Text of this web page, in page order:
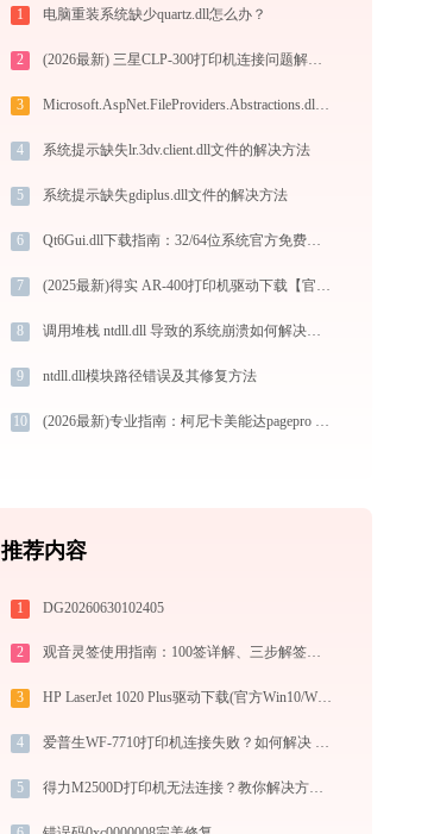
1 电脑重装系统缺少quartz.dll怎么办？
2 (2026最新) 三星CLP-300打印机连接问题解决方法 - 金山毒霸
3 Microsoft.AspNet.FileProviders.Abstractions.dll下载
4 系统提示缺失lr.3dv.client.dll文件的解决方法
5 系统提示缺失gdiplus.dll文件的解决方法
6 Qt6Gui.dll下载指南：32/64位系统官方免费下载与安装教程
7 (2025最新)得实 AR-400打印机驱动下载【官方版免费】安装教程
8 调用堆栈 ntdll.dll 导致的系统崩溃如何解决？-金山毒霸
9 ntdll.dll模块路径错误及其修复方法
10 (2026最新)专业指南：柯尼卡美能达pagepro 6180e打印机驱动的下载与安装步骤详解
推荐内容
1 DG20260630102405
2 观音灵签使用指南：100签详解、三步解签法与六大场景解读
3 HP LaserJet 1020 Plus驱动下载(官方Win10/Win11)
4 爱普生WF-7710打印机连接失败？如何解决 -金山毒霸
5 得力M2500D打印机无法连接？教你解决方法 - 金山毒霸